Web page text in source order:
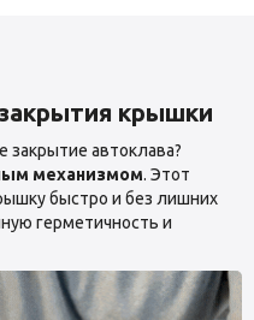
крышки
закрытие автоклава?
механизмом. Этот
быстро и без лишних
герметичность и